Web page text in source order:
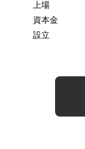
上場
資本金
設立